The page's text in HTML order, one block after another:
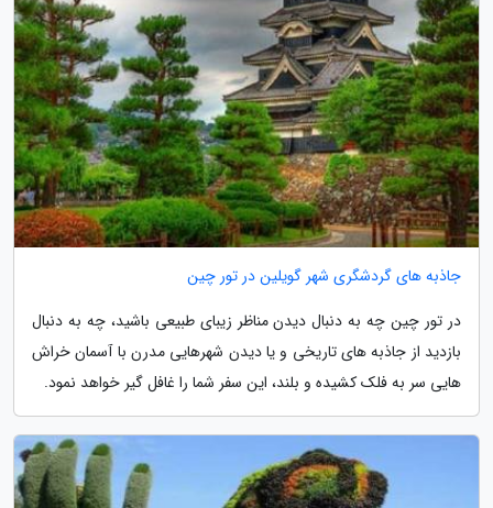
جاذبه های گردشگری شهر گویلین در تور چین
در تور چین چه به دنبال دیدن مناظر زیبای طبیعی باشید، چه به دنبال
بازدید از جاذبه های تاریخی و یا دیدن شهرهایی مدرن با آسمان خراش
هایی سر به فلک کشیده و بلند، این سفر شما را غافل گیر خواهد نمود.